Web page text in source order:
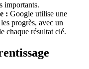
importants.
: Google utilise une
progrès, avec un
chaque résultat clé.